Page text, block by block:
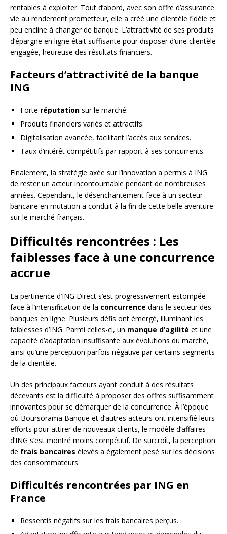
rentables à exploiter. Tout d’abord, avec son offre d’assurance
vie au rendement prometteur, elle a créé une clientèle fidèle et
peu encline à changer de banque. L’attractivité de ses produits
d’épargne en ligne était suffisante pour disposer d’une clientèle
engagée, heureuse des résultats financiers.
Facteurs d’attractivité de la banque
ING
Forte réputation sur le marché.
Produits financiers variés et attractifs.
Digitalisation avancée, facilitant l’accès aux services.
Taux d’intérêt compétitifs par rapport à ses concurrents.
Finalement, la stratégie axée sur l’innovation a permis à ING
de rester un acteur incontournable pendant de nombreuses
années. Cependant, le désenchantement face à un secteur
bancaire en mutation a conduit à la fin de cette belle aventure
sur le marché français.
Difficultés rencontrées : Les
faiblesses face à une concurrence
accrue
La pertinence d’ING Direct s’est progressivement estompée
face à l’intensification de la concurrence dans le secteur des
banques en ligne. Plusieurs défis ont émergé, illuminant les
faiblesses d’ING. Parmi celles-ci, un manque d’agilité et une
capacité d’adaptation insuffisante aux évolutions du marché,
ainsi qu’une perception parfois négative par certains segments
de la clientèle.
Un des principaux facteurs ayant conduit à des résultats
décevants est la difficulté à proposer des offres suffisamment
innovantes pour se démarquer de la concurrence. À l’époque
où Boursorama Banque et d’autres acteurs ont intensifié leurs
efforts pour attirer de nouveaux clients, le modèle d’affaires
d’ING s’est montré moins compétitif. De surcroît, la perception
de frais bancaires élevés a également pesé sur les décisions
des consommateurs.
Difficultés rencontrées par ING en
France
Ressentis négatifs sur les frais bancaires perçus.